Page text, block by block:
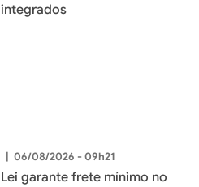
integrados
| 06/08/2026 - 09h21
Lei garante frete mínimo no